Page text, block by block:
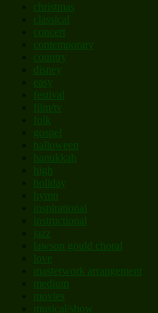
christmas
classical
concert
contemporary
country
disney
easy
festival
film/tv
folk
gospel
halloween
hanukkah
high
holiday
hymn
inspirational
instructional
jazz
lawson gould choral
love
masterwork arrangement
medium
movies
musical/show